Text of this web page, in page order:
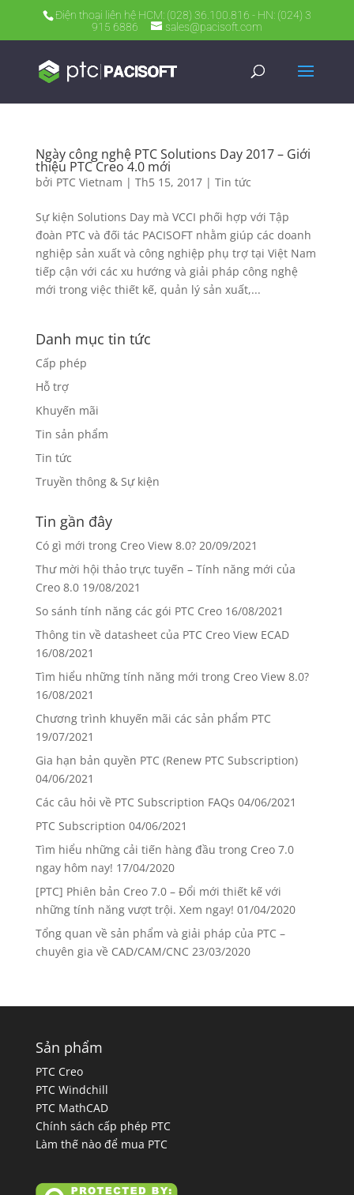
Điện thoại liên hệ HCM: (028) 36.100.816 - HN: (024) 3
915 6886
sales@pacisoft.com
Ngày công nghệ PTC Solutions Day 2017 – Giới
thiệu PTC Creo 4.0 mới
bởi PTC Vietnam | Th5 15, 2017| Tin tức
Sự kiện Solutions Day mà VCCI phối hợp với Tập
đoàn PTC và đối tác PACISOFT nhằm giúp các doanh
nghiệp sản xuất và công nghiệp phụ trợ tại Việt Nam
tiếp cận với các xu hướng và giải pháp công nghệ
mới trong việc thiết kế, quản lý sản xuất,...
Danh mục tin tức
Cấp phép
Hỗ trợ
Khuyến mãi
Tin sản phẩm
Tin tức
Truyền thông & Sự kiện
Tin gần đây
Có gì mới trong Creo View 8.0? 20/09/2021
Thư mời hội thảo trực tuyến – Tính năng mới của
Creo 8.0 19/08/2021
So sánh tính năng các gói PTC Creo 16/08/2021
Thông tin về datasheet của PTC Creo View ECAD
16/08/2021
Tìm hiểu những tính năng mới trong Creo View 8.0?
16/08/2021
Chương trình khuyến mãi các sản phẩm PTC
19/07/2021
Gia hạn bản quyền PTC (Renew PTC Subscription)
04/06/2021
Các câu hỏi về PTC Subscription FAQs 04/06/2021
PTC Subscription 04/06/2021
Tìm hiểu những cải tiến hàng đầu trong Creo 7.0
ngay hôm nay! 17/04/2020
[PTC] Phiên bản Creo 7.0 – Đổi mới thiết kế với
những tính năng vượt trội. Xem ngay! 01/04/2020
Tổng quan về sản phẩm và giải pháp của PTC –
chuyên gia về CAD/CAM/CNC 23/03/2020
Sản phẩm
PTC Creo
PTC Windchill
PTC MathCAD
Chính sách cấp phép PTC
Làm thế nào để mua PTC